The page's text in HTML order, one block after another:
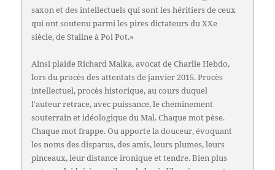
saxon et des intellectuels qui sont les héritiers de ceux
qui ont soutenu parmi les pires dictateurs du XXe
siècle, de Staline à Pol Pot.»
Ainsi plaide Richard Malka, avocat de Charlie Hebdo,
lors du procès des attentats de janvier 2015. Procès
intellectuel, procès historique, au cours duquel
l'auteur retrace, avec puissance, le cheminement
souterrain et idéologique du Mal. Chaque mot pèse.
Chaque mot frappe. Ou apporte la douceur, évoquant
les noms des disparus, des amis, leurs plumes, leurs
pinceaux, leur distance ironique et tendre. Bien plus